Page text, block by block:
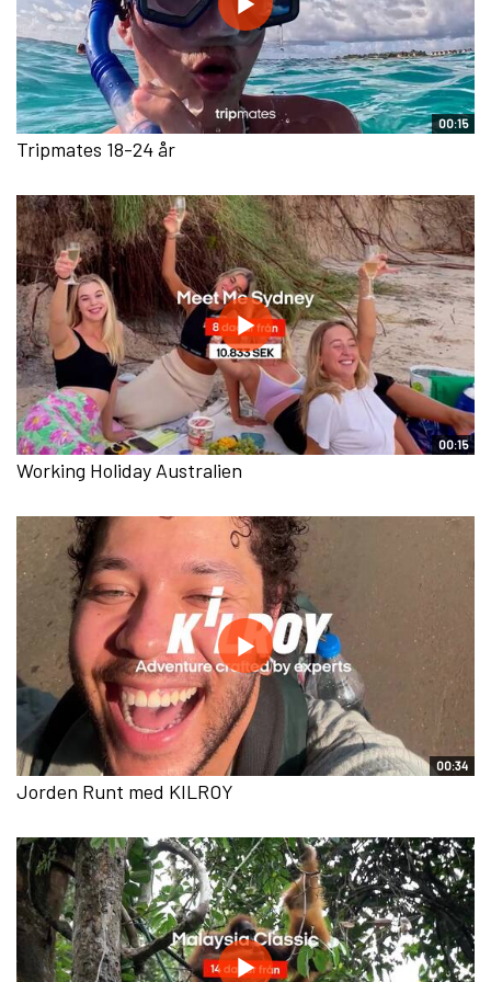
00:15
Tripmates 18-24 år
00:15
Working Holiday Australien
00:34
Jorden Runt med KILROY